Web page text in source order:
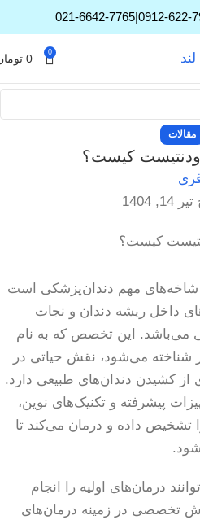
0912-622-
|
021-6642-7765
0
0
مقالات
کیست؟
1404
شاخه‌های مهم دندان‌پزشکی است
داخل ریشه دندان و نجات
می‌باشد. این تخصص که به نام
می‌شود، نقش حیاتی در
کشیدن دندان‌های طبیعی دارد.
پیشرفته و تکنیک‌های نوین،
تشخیص داده و درمان می‌کند تا
درمان‌های اولیه را انجام
تخصصی در زمینه درمان‌های